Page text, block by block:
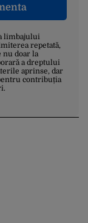
limbajului
repetată,
nu doar la
a dreptului
aprinse, dar
contribuția